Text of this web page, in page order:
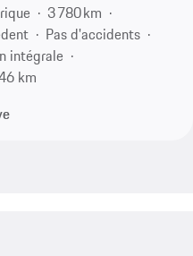
3 780 km
Pas d'accidents
intégrale
km